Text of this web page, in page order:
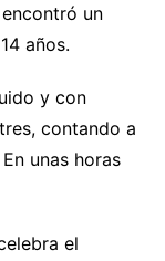
un
años.
y con
contando a
unas horas
el